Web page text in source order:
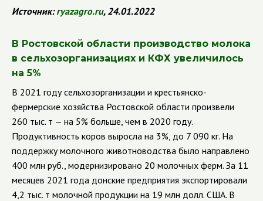
Источник:ryazagro.ru, 24.01.2022
В Ростовской области производство молока
в сельхозорганизациях и КФХ увеличилось
на 5%
В 2021 году сельхозорганизации и крестьянско-
фермерские хозяйства Ростовской области произвели
260 тыс. т — на 5% больше, чем в 2020 году.
Продуктивность коров выросла на 3%, до 7 090 кг. На
поддержку молочного животноводства было направлено
400 млн руб., модернизировано 20 молочных ферм. За 11
месяцев 2021 года донские предприятия экспортировали
4,2 тыс. т молочной продукции на 19 млн долл. США. В